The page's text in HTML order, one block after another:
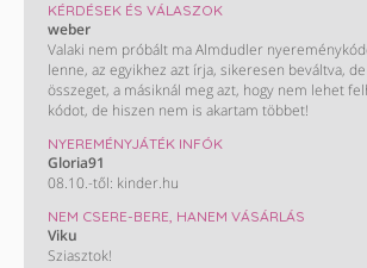
Letöltés és részletek:
https://onelink.to/a4722n
KÉRDÉSEK ÉS VÁLASZOK
weber
Valaki nem próbált ma Almdudler
lenne, az egyikhez azt írja, sikeresen beváltva,
összeget, a másiknál meg azt, hogy nem lehet
kódot, de hiszen nem is akartam többet!
NYEREMÉNYJÁTÉK INFÓK
Gloria91
08.10.-től: kinder.hu
NEM CSERE-BERE, HANEM VÁSÁRLÁS
Viku
Sziasztok!